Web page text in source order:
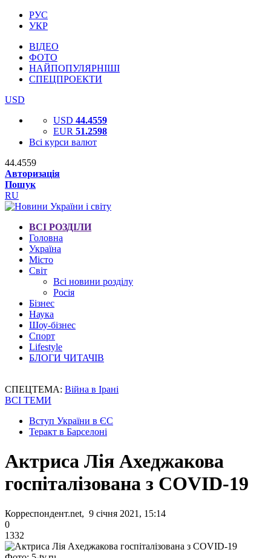
РУС
УКР
ВІДЕО
ФОТО
НАЙПОПУЛЯРНІШІ
СПЕЦПРОЕКТИ
USD
USD 44.4559
EUR 51.2598
Всі курси валют
44.4559
Авторизація
Пошук
RU
ВСІ РОЗДІЛИ
Головна
Україна
Місто
Світ
Всі новини розділу
Росія
Бізнес
Наука
Шоу-бізнес
Спорт
Lifestyle
БЛОГИ ЧИТАЧІВ
СПЕЦТЕМА: Війна в Ірані
ВСІ ТЕМИ
Вступ України в ЄС
Теракт в Барселоні
Актриса Лія Ахеджакова
госпіталізована з COVID-19
Корреспондент.net, 9 січня 2021, 15:14
0
1332